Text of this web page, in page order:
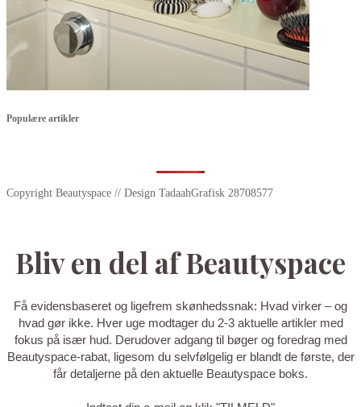
Populære artikler
Copyright Beautyspace // Design TadaahGrafisk 28708577
Bliv en del af Beautyspace
Få evidensbaseret og ligefrem skønhedssnak: Hvad virker – og
hvad gør ikke. Hver uge modtager du 2-3 aktuelle artikler med
fokus på især hud. Derudover adgang til bøger og foredrag med
Beautyspace-rabat, ligesom du selvfølgelig er blandt de første, der
får detaljerne på den aktuelle Beautyspace boks.